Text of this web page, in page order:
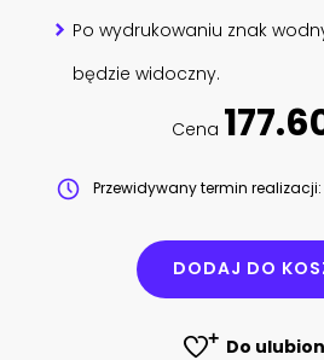
Po wydrukowaniu znak
będzie widoczny.
Cena
Przewidywany termin realizacji:
DODAJ DO
Do